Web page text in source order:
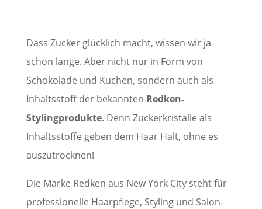
Dass Zucker glücklich macht, wissen wir ja
schon lange. Aber nicht nur in Form von
Schokolade und Kuchen, sondern auch als
Inhaltsstoff der bekannten Redken-
Stylingprodukte. Denn Zuckerkristalle als
Inhaltsstoffe geben dem Haar Halt, ohne es
auszutrocknen!
Die Marke Redken aus New York City steht für
professionelle Haarpflege, Styling und Salon-